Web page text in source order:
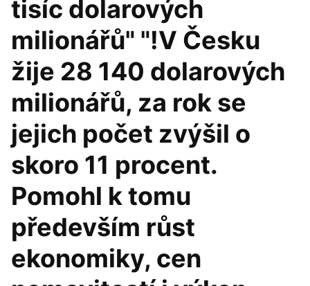
tisíc dolarových
milionářů" "!V Česku
žije 28 140 dolarových
milionářů, za rok se
jejich počet zvýšil o
skoro 11 procent.
Pomohl k tomu
především růst
ekonomiky, cen